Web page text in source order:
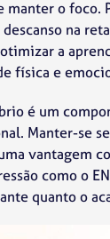
manter o foco.
na
a
física e
é um
Manter-se
vantagem
como o
quanto o